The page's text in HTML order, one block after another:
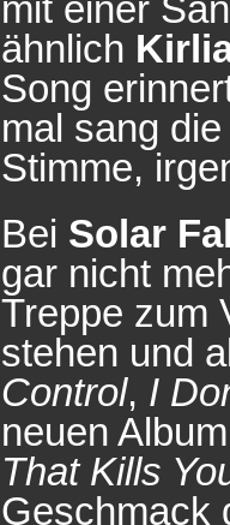
mit einer
ähnlich
Song
mal sang
Stimme,
Bei Solar
gar nicht
Treppe zum
stehen und
Control, I
neuen
That Kills
Geschmack